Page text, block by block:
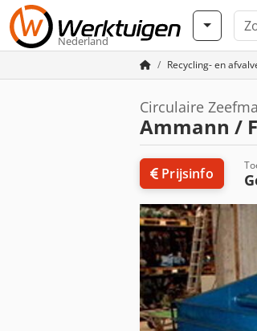
Nederland
Recycling- en
Circulaire
Ammann /
Prijsinfo